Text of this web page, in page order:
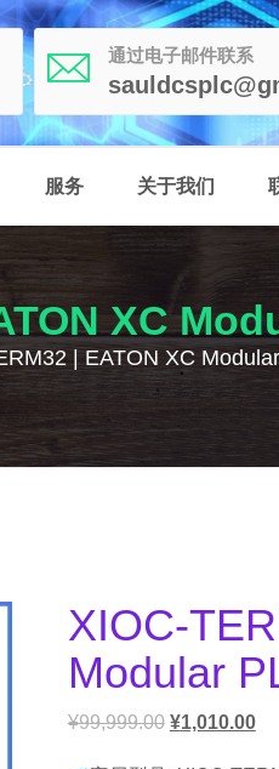
通过电子邮件联系
服务 关于我们
XC
| EATON XC
XIOC-
Modular
¥99,999.00 ¥1,010.00